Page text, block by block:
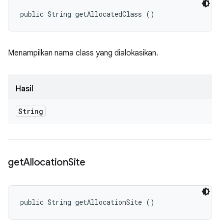
public String getAllocatedClass ()
Menampilkan nama class yang dialokasikan.
Hasil
String
getAllocationSite
public String getAllocationSite ()